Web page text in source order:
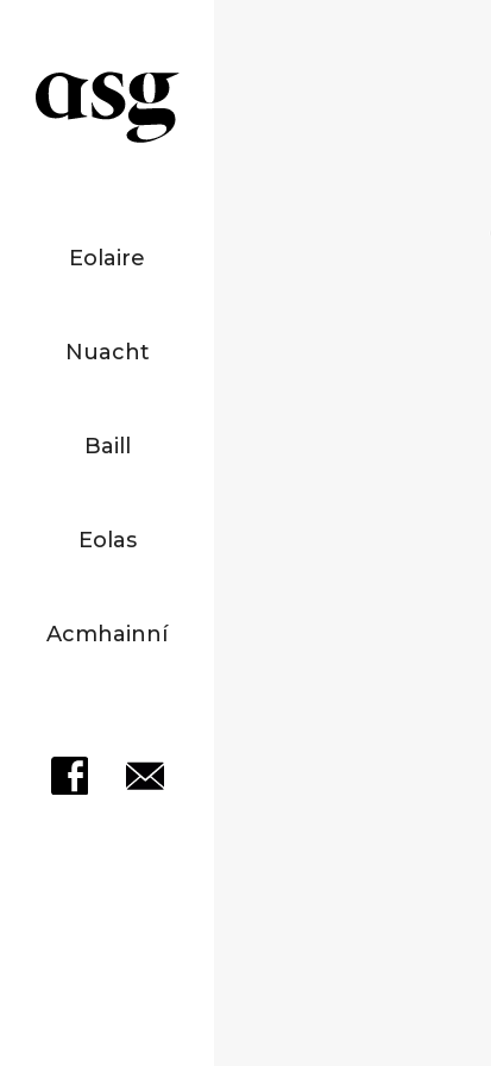
Eolaire
Nuacht
Baill
Eolas
Acmhainní